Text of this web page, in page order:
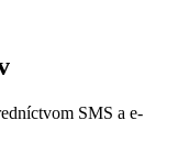
SMS a e-